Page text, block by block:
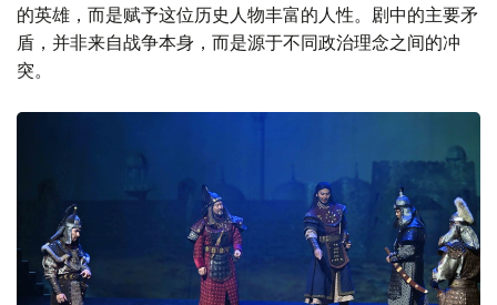
的英雄，而是赋予这位历史人物丰富的人性。剧中的主要矛
盾，并非来自战争本身，而是源于不同政治理念之间的冲
突。